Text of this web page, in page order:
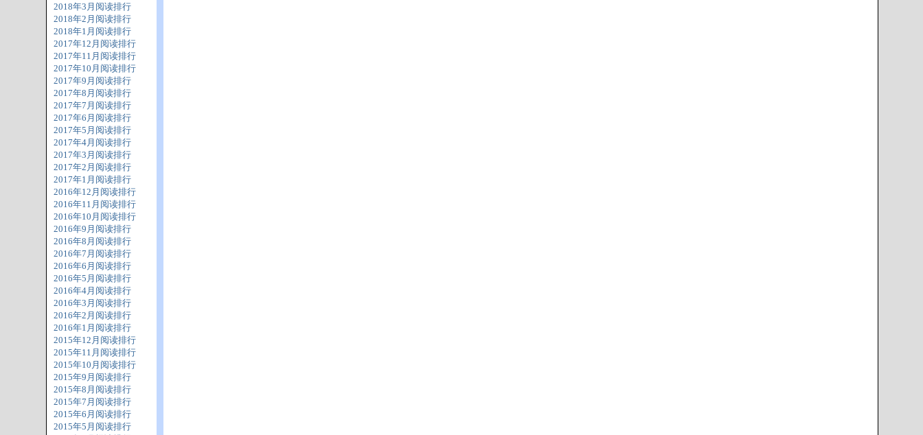
2018年3月阅读排行
2018年2月阅读排行
2018年1月阅读排行
2017年12月阅读排行
2017年11月阅读排行
2017年10月阅读排行
2017年9月阅读排行
2017年8月阅读排行
2017年7月阅读排行
2017年6月阅读排行
2017年5月阅读排行
2017年4月阅读排行
2017年3月阅读排行
2017年2月阅读排行
2017年1月阅读排行
2016年12月阅读排行
2016年11月阅读排行
2016年10月阅读排行
2016年9月阅读排行
2016年8月阅读排行
2016年7月阅读排行
2016年6月阅读排行
2016年5月阅读排行
2016年4月阅读排行
2016年3月阅读排行
2016年2月阅读排行
2016年1月阅读排行
2015年12月阅读排行
2015年11月阅读排行
2015年10月阅读排行
2015年9月阅读排行
2015年8月阅读排行
2015年7月阅读排行
2015年6月阅读排行
2015年5月阅读排行